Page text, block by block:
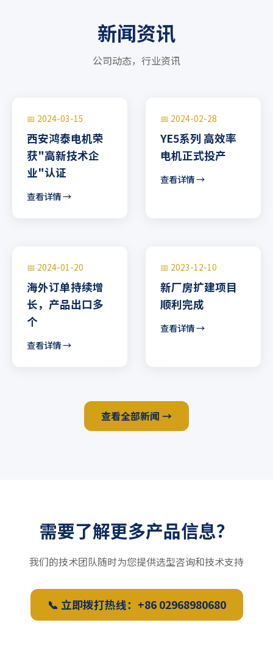
新闻资讯
公司动态，行业资讯
📅 2024-03-15
西安鸿泰电机荣
获"高新技术企
业"认证
查看详情 →
📅 2024-02-28
YE5系列 高效率
电机正式投产
查看详情 →
📅 2024-01-20
海外订单持续增
长，产品出口多
个
查看详情 →
📅 2023-12-10
新厂房扩建项目
顺利完成
查看详情 →
查看全部新闻 →
需要了解更多产品信息？
我们的技术团队随时为您提供选型咨询和技术支持
📞 立即拨打热线：+86 02968980680